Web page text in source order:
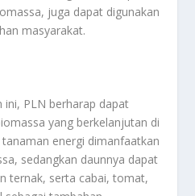
juga dapat digunakan
masyarakat.
ini, PLN berharap dapat
yang berkelanjutan di
energi dimanfaatkan
sedangkan daunnya dapat
ternak, serta cabai, tomat,